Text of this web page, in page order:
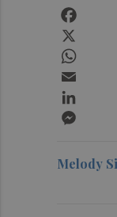
Melody